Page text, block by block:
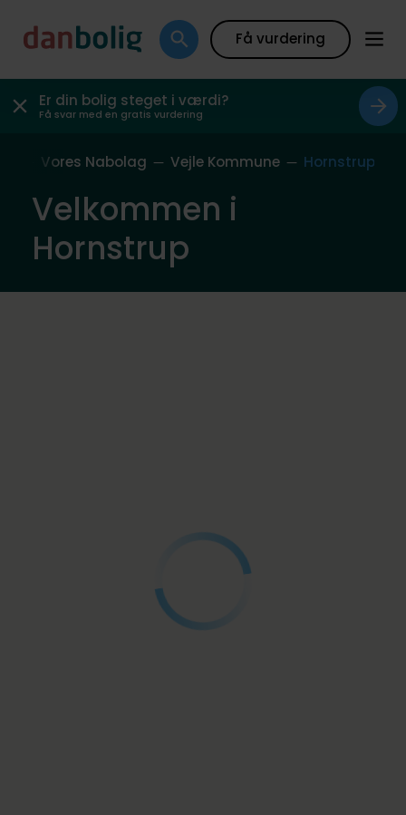
Få vurdering
Er din bolig steget i værdi?
Få svar med en gratis vurdering
Vores Nabolag Vejle Kommune Hornstrup
Velkommen i
Hornstrup